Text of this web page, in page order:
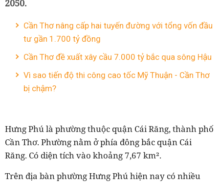
2050.
Cần Thơ nâng cấp hai tuyến đường với tổng vốn đầu
tư gần 1.700 tỷ đồng
Cần Thơ đề xuất xây cầu 7.000 tỷ bắc qua sông Hậu
Vì sao tiến độ thi công cao tốc Mỹ Thuận - Cần Thơ
bị chậm?
Hưng Phú là phường thuộc quận Cái Răng, thành phố
Cần Thơ. Phường nằm ở phía đông bắc quận Cái
Răng. Có diện tích vào khoảng 7,67 km².
Trên địa bàn phường Hưng Phú hiện nay có nhiều